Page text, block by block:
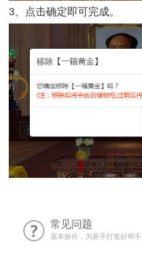
3、点击确定即可完成。
常见问题
基本操作，为新手打造好帮手